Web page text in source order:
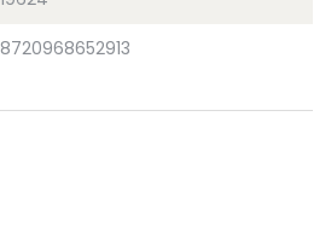
8720968652913